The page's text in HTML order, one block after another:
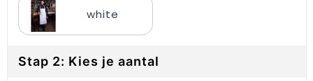
Trolleys
Waterbestendige tassen
Reistassensets
white
Stap 2: Kies je aantal